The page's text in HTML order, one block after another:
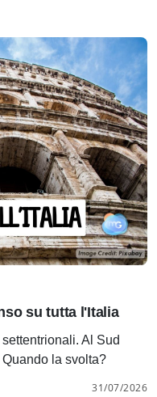
su tutta l'Italia
Al Sud
la svolta?
31/07/2026